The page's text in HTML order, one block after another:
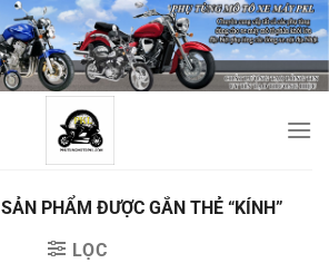
SẢN PHẨM ĐƯỢC GẮN THẺ “KÍNH”
LỌC